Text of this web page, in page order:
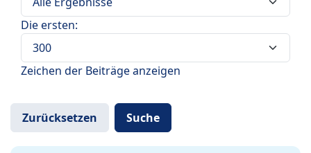
Die ersten:
Zeichen der Beiträge anzeigen